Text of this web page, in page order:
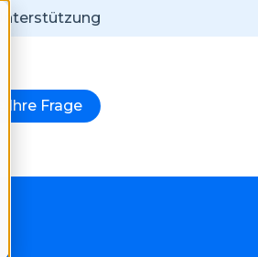
Ihre Frage